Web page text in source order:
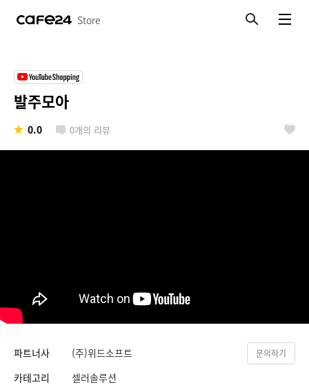
Store
발주모아
0.0 0개의 리뷰
파트너사 (주)위드소프트 문의하기
카테고리 셀러솔루션